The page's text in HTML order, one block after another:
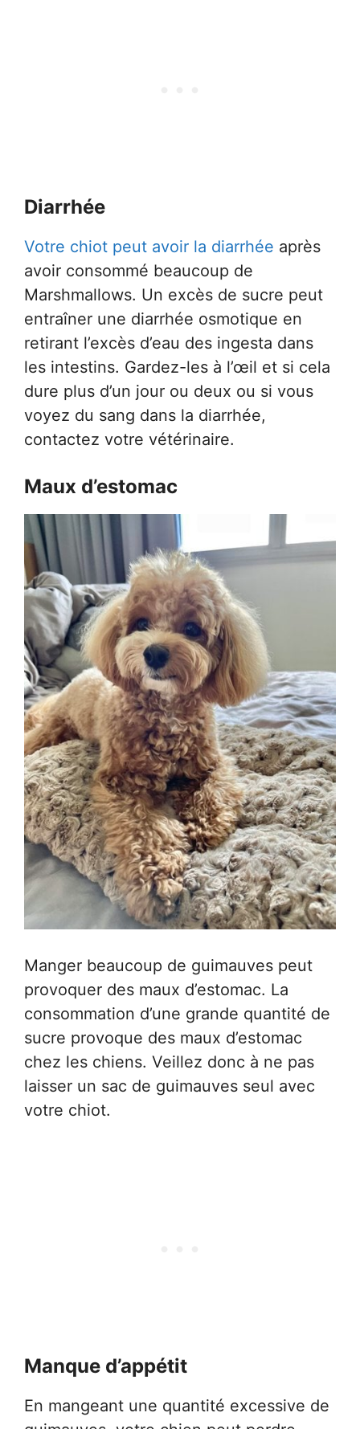
Diarrhée
Votre chiot peut avoir la diarrhée après
avoir consommé beaucoup de
Marshmallows. Un excès de sucre peut
entraîner une diarrhée osmotique en
retirant l’excès d’eau des ingesta dans
les intestins. Gardez-les à l’œil et si cela
dure plus d’un jour ou deux ou si vous
voyez du sang dans la diarrhée,
contactez votre vétérinaire.
Maux d’estomac
Manger beaucoup de guimauves peut
provoquer des maux d’estomac. La
consommation d’une grande quantité de
sucre provoque des maux d’estomac
chez les chiens. Veillez donc à ne pas
laisser un sac de guimauves seul avec
votre chiot.
Manque d’appétit
En mangeant une quantité excessive de